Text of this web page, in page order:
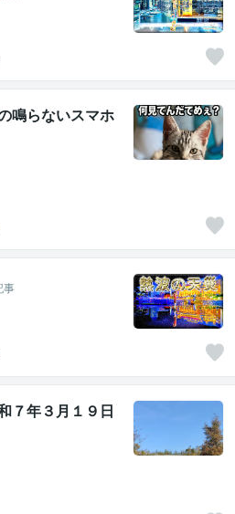
鳴らないスマホ
事
年３月１９日